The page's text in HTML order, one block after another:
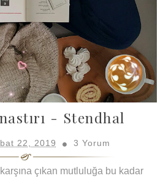
- Stendhal
22, 2019 3 Yorum
çıkan mutluluğa bu kadar